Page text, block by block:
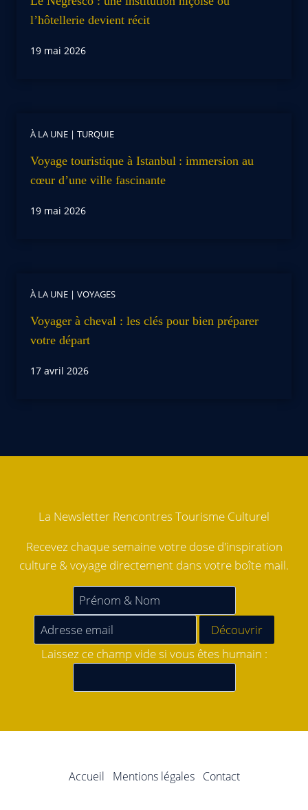
l’hôtellerie devient récit
19 mai 2026
À LA UNE | TURQUIE
Voyage touristique à Istanbul : immersion au
cœur d’une ville fascinante
19 mai 2026
À LA UNE | VOYAGES
Voyager à cheval : les clés pour bien préparer
votre départ
17 avril 2026
La Newsletter Rencontres Tourisme Culturel
Recevez chaque semaine votre dose d'inspiration
culture & voyage directement dans votre boîte mail.
Laissez ce champ vide si vous êtes humain :
Accueil Mentions légales Contact